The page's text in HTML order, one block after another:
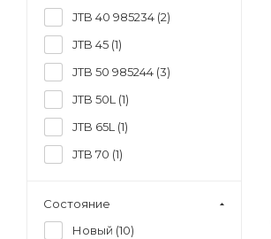
JTB 40 985234 (2)
JTB 45 (1)
JTB 50 985244 (3)
JTB 50L (1)
JTB 65L (1)
JTB 70 (1)
Состояние
Новый (10)